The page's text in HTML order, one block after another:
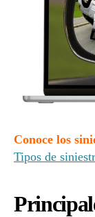
Conoce los
Tipos de